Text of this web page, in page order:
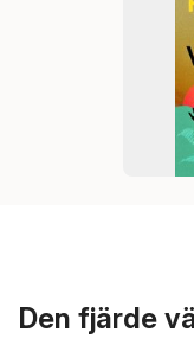
Den fjärde